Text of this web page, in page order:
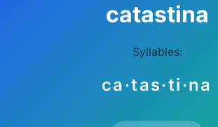
catastina
Syllables:
ca·tas·ti·na